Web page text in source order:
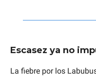
Escasez ya no
La fiebre por los